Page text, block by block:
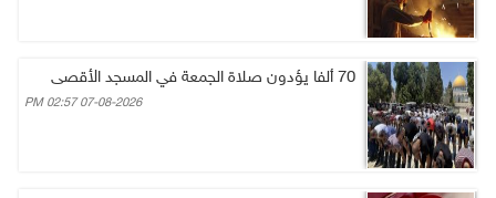
70 ألفا يؤدون صلاة الجمعة في المسجد الأقصى
07-08-2026 02:57 PM